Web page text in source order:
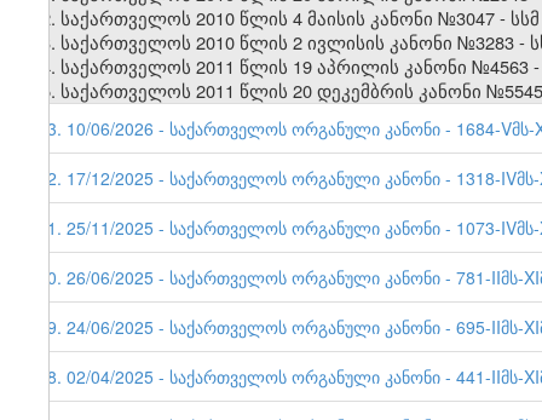
2. საქართველოს 2010 წლის 4 მაისის კანონი №3047 - სსმ
3. საქართველოს 2010 წლის 2 ივლისის კანონი №3283 -
4. საქართველოს 2011 წლის 19 აპრილის კანონი №4563 -
5. საქართველოს 2011 წლის 20 დეკემბრის კანონი
43. 10/06/2026 - საქართველოს ორგანული კანონი - 1684-Vმს-
42. 17/12/2025 - საქართველოს ორგანული კანონი - 1318-
41. 25/11/2025 - საქართველოს ორგანული კანონი - 1073-
40. 26/06/2025 - საქართველოს ორგანული კანონი - 781-IIმს-
39. 24/06/2025 - საქართველოს ორგანული კანონი - 695-IIმს-
38. 02/04/2025 - საქართველოს ორგანული კანონი - 441-IIმს-